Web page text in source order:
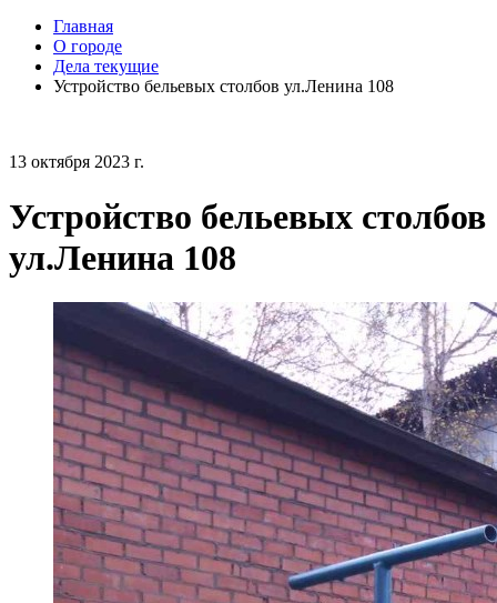
Главная
О городе
Дела текущие
Устройство бельевых столбов ул.Ленина 108
13 октября 2023 г.
Устройство бельевых столбов
ул.Ленина 108